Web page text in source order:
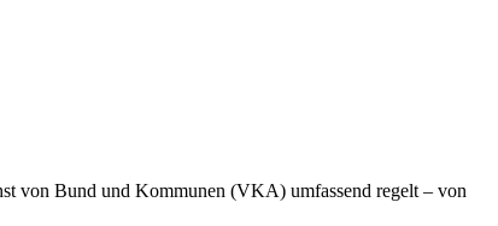
von Bund und Kommunen (VKA) umfassend regelt – von